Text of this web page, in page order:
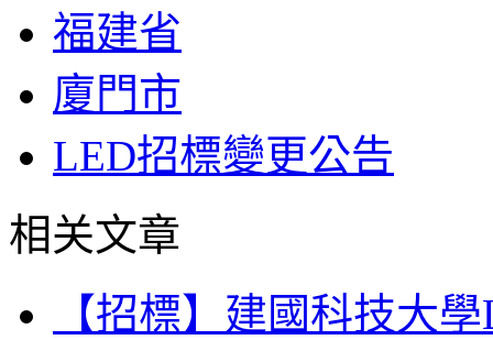
福建省
廈門市
LED招標變更公告
相关文章
【招標】建國科技大